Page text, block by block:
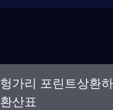
헝가리 포린트상환
환산표